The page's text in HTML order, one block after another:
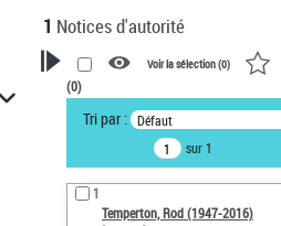
1 Notices d'autorité
VOTRE RECHERCHE
Recherche avancée dans les
notices d’autorité
Œuvres liées à l'auteur :
Temperton, Rod (1947-2016)
Voir la sélection (0)
(0)
Tri par : Défaut
sur 1
1
Temperton, Rod (1947-2016)